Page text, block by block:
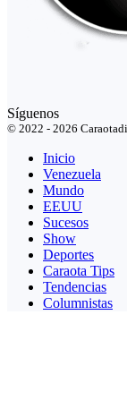
Síguenos
© 2022 - 2026
Inicio
Venezuela
Mundo
EEUU
Sucesos
Show
Deportes
Caraota Tips
Tendencias
Columnistas